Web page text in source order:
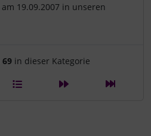
19.09.2007 in unseren
Artikelnavigation innerhalb
69 in dieser Kategorie